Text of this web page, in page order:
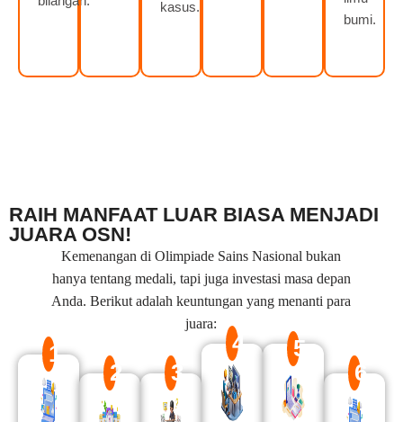
kasus.
bumi.
RAIH MANFAAT LUAR BIASA MENJADI
JUARA OSN!
Kemenangan di Olimpiade Sains Nasional bukan
hanya tentang medali, tapi juga investasi masa depan
Anda. Berikut adalah keuntungan yang menanti para
juara:
1
2 3
4 5
6